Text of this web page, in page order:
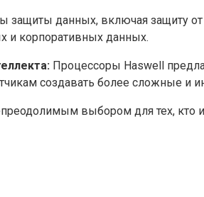
данных, включая защиту
и корпоративных данных.
Процессоры Haswell
создавать более сложные и
выбором для тех, кто